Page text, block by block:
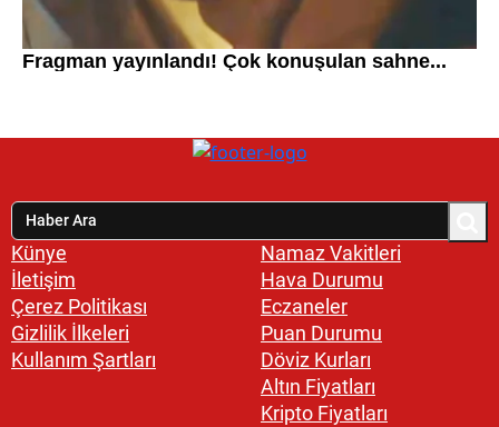
Künye
İletişim
Çerez Politikası
Gizlilik İlkeleri
Kullanım Şartları
Namaz Vakitleri
Hava Durumu
Eczaneler
Puan Durumu
Döviz Kurları
Altın Fiyatları
Kripto Fiyatları